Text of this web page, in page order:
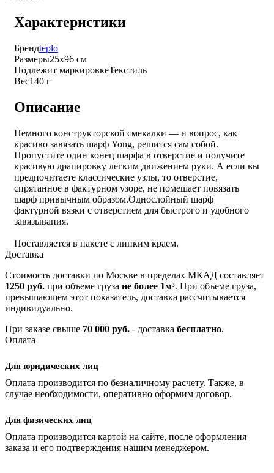
Характеристики
Брендteplo
Размеры25х96 см
Подлежит маркировкеТекстиль
Вес140 г
Описание
Немного конструкторской смекалки — и вопрос, как
красиво завязать шарф Yong, решится сам собой.
Пропустите один конец шарфа в отверстие и получите
красивую драпировку легким движением руки. А если вы
предпочитаете классические узлы, то отверстие,
спрятанное в фактурном узоре, не помешает повязать
шарф привычным образом.Однослойный шарф
фактурной вязки с отверстием для быстрого и удобного
завязывания.
Поставляется в пакете с липким краем.
Доставка
Стоимость доставки по Москве в пределах МКАД составляет
1250 руб. при объеме груза не более 1м³. При объеме груза,
превышающем этот показатель, доставка рассчитывается
индивидуально.
При заказе свыше 70 000 руб. - доставка бесплатно.
Оплата
Для юридических лиц
Оплата производится по безналичному расчету. Также, в
случае необходимости, оперативно оформим договор.
Для физических лиц
Оплата производится картой на сайте, после оформления
заказа и его подтверждения нашим менеджером.